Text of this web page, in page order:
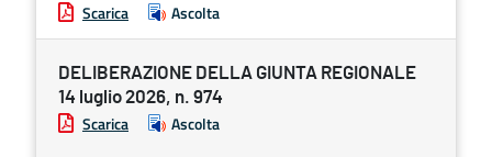
Scarica Ascolta
DELIBERAZIONE DELLA GIUNTA REGIONALE
14 luglio 2026, n. 974
Scarica Ascolta